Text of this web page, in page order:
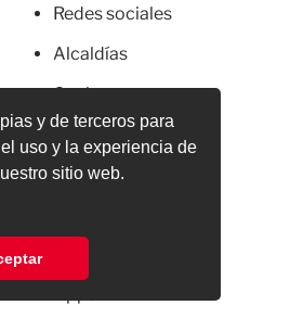
y de terceros para
uso y la experiencia de
sitio web.
Redes sociales
Alcaldías
Cocina
Estilo de Vida